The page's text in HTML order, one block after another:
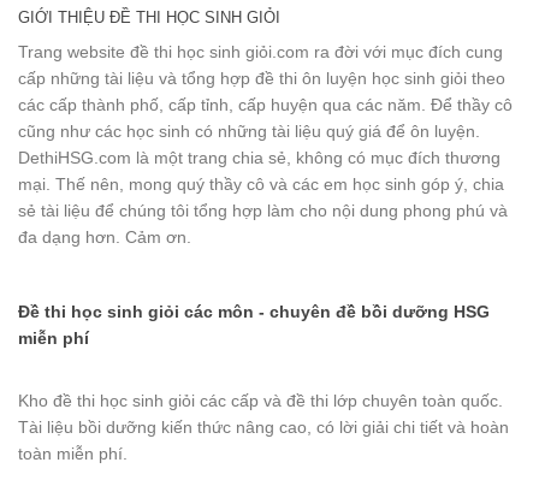
GIỚI THIỆU ĐỀ THI HỌC SINH GIỎI
Trang website đề thi học sinh giỏi.com ra đời với mục đích cung
cấp những tài liệu và tổng hợp đề thi ôn luyện học sinh giỏi theo
các cấp thành phố, cấp tỉnh, cấp huyện qua các năm. Để thầy cô
cũng như các học sinh có những tài liệu quý giá để ôn luyện.
DethiHSG.com là một trang chia sẻ, không có mục đích thương
mại. Thế nên, mong quý thầy cô và các em học sinh góp ý, chia
sẻ tài liệu để chúng tôi tổng hợp làm cho nội dung phong phú và
đa dạng hơn. Cảm ơn.
Đề thi học sinh giỏi các môn - chuyên đề bồi dưỡng HSG
miễn phí
Kho đề thi học sinh giỏi các cấp và đề thi lớp chuyên toàn quốc.
Tài liệu bồi dưỡng kiến thức nâng cao, có lời giải chi tiết và hoàn
toàn miễn phí.